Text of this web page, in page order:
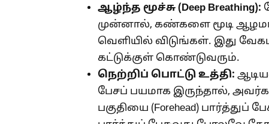
ஆழ்ந்த மூச்சு (Deep Breathing):
முன்னால், கண்களை மூடி
வெளியில் விடுங்கள். இது
கட்டுக்குள் கொண்டுவரும்.
நெற்றிப் பொட்டு உத்தி:
பேசப் பயமாக இருந்தால்,
பகுதியை (Forehead)